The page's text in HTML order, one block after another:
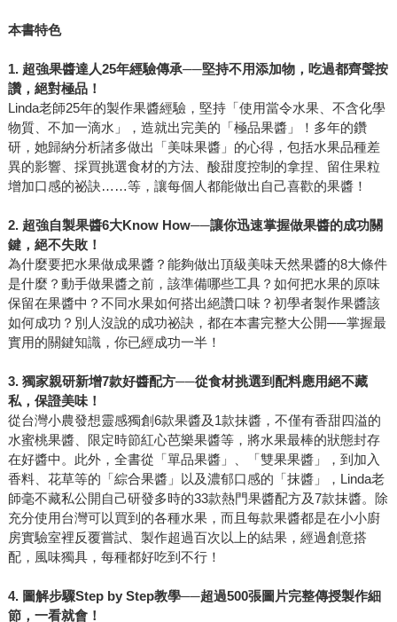
本書特色
1. 超強果醬達人25年經驗傳承──堅持不用添加物，吃過都齊聲按
讚，絕對極品！
Linda老師25年的製作果醬經驗，堅持「使用當令水果、不含化學
物質、不加一滴水」，造就出完美的「極品果醬」！多年的鑽
研，她歸納分析諸多做出「美味果醬」的心得，包括水果品種差
異的影響、採買挑選食材的方法、酸甜度控制的拿捏、留住果粒
增加口感的祕訣……等，讓每個人都能做出自己喜歡的果醬！
2. 超強自製果醬6大Know How──讓你迅速掌握做果醬的成功關
鍵，絕不失敗！
為什麼要把水果做成果醬？能夠做出頂級美味天然果醬的8大條件
是什麼？動手做果醬之前，該準備哪些工具？如何把水果的原味
保留在果醬中？不同水果如何搭出絕讚口味？初學者製作果醬該
如何成功？別人沒說的成功祕訣，都在本書完整大公開──掌握最
實用的關鍵知識，你已經成功一半！
3. 獨家親研新增7款好醬配方──從食材挑選到配料應用絕不藏
私，保證美味！
從台灣小農發想靈感獨創6款果醬及1款抹醬，不僅有香甜四溢的
水蜜桃果醬、限定時節紅心芭樂果醬等，將水果最棒的狀態封存
在好醬中。此外，全書從「單品果醬」、「雙果果醬」，到加入
香料、花草等的「綜合果醬」以及濃郁口感的「抹醬」，Linda老
師毫不藏私公開自己研發多時的33款熱門果醬配方及7款抹醬。除
充分使用台灣可以買到的各種水果，而且每款果醬都是在小小廚
房實驗室裡反覆嘗試、製作超過百次以上的結果，經過創意搭
配，風味獨具，每種都好吃到不行！
4. 圖解步驟Step by Step教學──超過500張圖片完整傳授製作細
節，一看就會！